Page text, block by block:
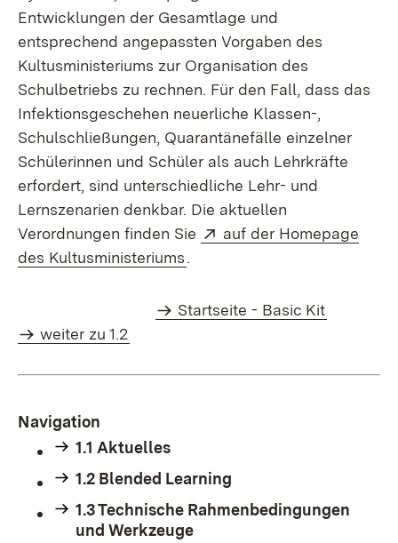
Entwicklungen der Gesamtlage und
entsprechend angepassten Vorgaben des
Kultusministeriums zur Organisation des
Schulbetriebs zu rechnen. Für den Fall, dass das
Infektionsgeschehen neuerliche Klassen-,
Schulschließungen, Quarantänefälle einzelner
Schülerinnen und Schüler als auch Lehrkräfte
erfordert, sind unterschiedliche Lehr- und
Lernszenarien denkbar. Die aktuellen
Verordnungen finden Sie
Extern:
auf der Homepage
des Kultusministeriums.
Startseite - Basic Kit
weiter zu 1.2
Navigation
1.1 Aktuelles
1.2 Blended Learning
1.3 Technische Rahmenbedingungen
und Werkzeuge